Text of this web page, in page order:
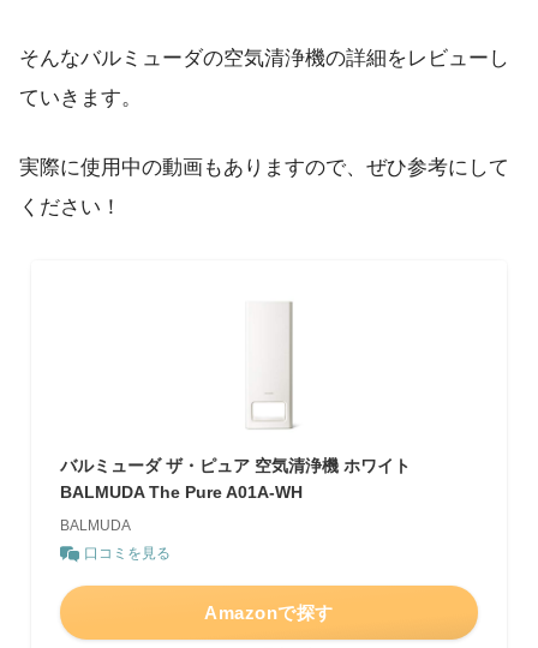
そんなバルミューダの空気清浄機の詳細をレビューし
ていきます。
実際に使用中の動画もありますので、ぜひ参考にして
ください！
バルミューダ ザ・ピュア 空気清浄機 ホワイト
BALMUDA The Pure A01A-WH
BALMUDA
口コミを見る
Amazonで探す